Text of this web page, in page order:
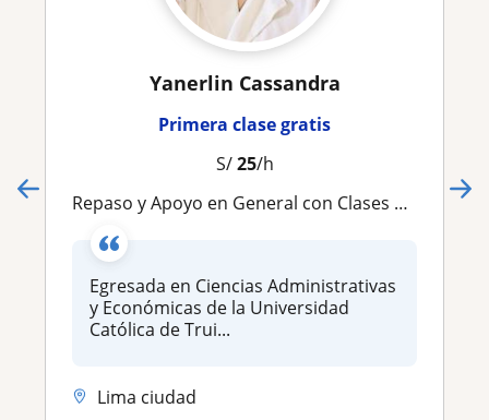
Yanerlin Cassandra
Primera clase gratis
S/25/h
Repaso y Apoyo en General con Clases Dinamicas (sin rellenos)
Egresada en Ciencias Administrativas
y Económicas de la Universidad
Católica de Trui...
Lima ciudad